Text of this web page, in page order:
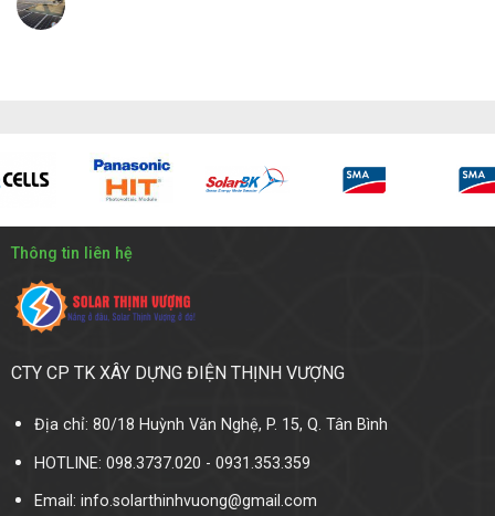
Thông tin liên hệ
CTY CP TK XÂY DỰNG ĐIỆN THỊNH VƯỢNG
Địa chỉ: 80/18 Huỳnh Văn Nghệ, P. 15, Q. Tân Bình
HOTLINE: 098.3737.020 - 0931.353.359
Email: info.solarthinhvuong@gmail.com